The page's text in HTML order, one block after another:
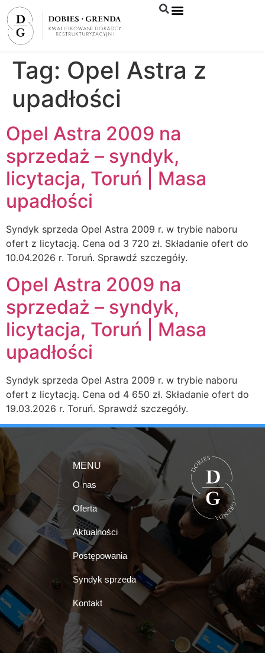
Tag: Opel Astra z
upadłości
Opel Astra 2009 na
sprzedaż – syndyk,
licytacja, Toruń | Masa
upadłości
Syndyk sprzeda Opel Astra 2009 r. w trybie naboru
ofert z licytacją. Cena od 3 720 zł. Składanie ofert do
10.04.2026 r. Toruń. Sprawdź szczegóły.
Opel Astra 2009 na
sprzedaż – syndyk,
licytacja, Toruń | Masa
upadłości
Syndyk sprzeda Opel Astra 2009 r. w trybie naboru
ofert z licytacją. Cena od 4 650 zł. Składanie ofert do
19.03.2026 r. Toruń. Sprawdź szczegóły.
MENU
O nas
Oferta
Aktualności
Postępowania
Syndyk sprzeda
Kontakt